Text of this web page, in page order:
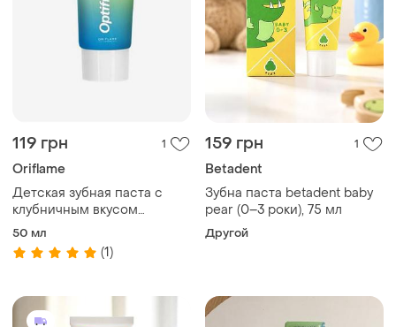
119 грн 1
Oriflame
Детская зубная паста с
клубничным вкусом
optifresh
50 мл
(1)
159 грн 1
Betadent
Зубна паста betadent baby
pear (0–3 роки), 75 мл
Другой